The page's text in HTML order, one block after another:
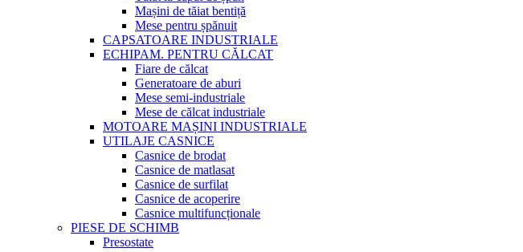
Mașini de tăiat bentiță
Mese pentru șpănuit
CAPSATOARE INDUSTRIALE
ECHIPAM. PENTRU CĂLCAT
Fiare de călcat
Generatoare de aburi
Mese semi-industriale
Mese de călcat industriale
MOTOARE MAȘINI INDUSTRIALE
UTILAJE CASNICE
Casnice de brodat
Casnice de matlasat
Casnice de surfilat
Casnice de acoperire
Casnice multifuncționale
PIESE DE SCHIMB
Presostate